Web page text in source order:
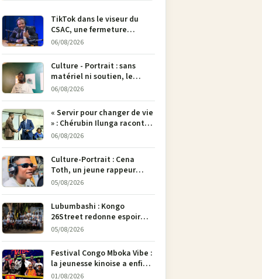
TikTok dans le viseur du
CSAC, une fermeture
envisagée pour contrer la
propagande du M23
06/08/2026
Culture - Portrait : sans
matériel ni soutien, le
dessinateur Justin
Mulengera refuse de poser
son crayon
06/08/2026
« Servir pour changer de vie
» : Chérubin Ilunga raconte
le parcours du député
Tshimbu en 137 pages
06/08/2026
Culture-Portrait : Cena
Toth, un jeune rappeur
déterminé à faire entendre
05/08/2026
Lubumbashi : Kongo
26Street redonne espoir
aux enfants de la rue par
05/08/2026
Festival Congo Mboka Vibe :
la jeunesse kinoise a enfin
sa plateforme de culture
01/08/2026